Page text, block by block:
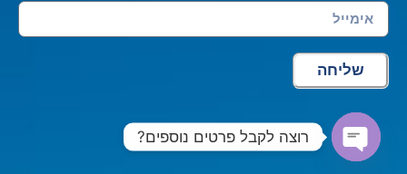
שליחה
רוצה לקבל פרטים נוספים?